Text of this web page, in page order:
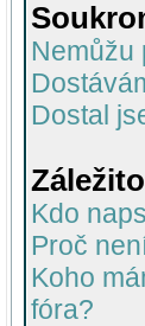
Nemůžu
Dostal
Kdo
Proč
Koho
fóra?